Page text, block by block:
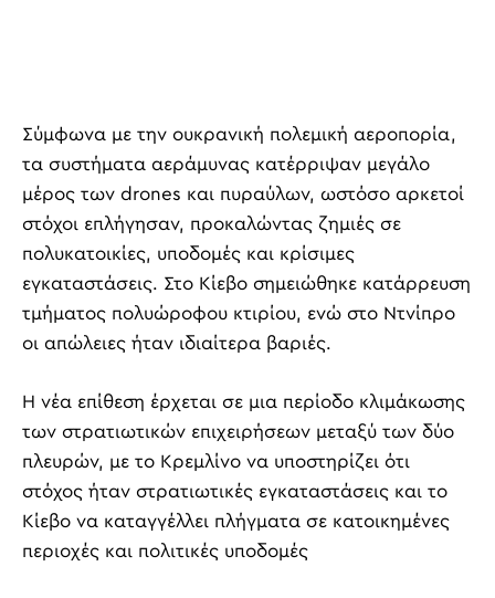
Σύμφωνα με την ουκρανική πολεμική αεροπορία,
τα συστήματα αεράμυνας κατέρριψαν μεγάλο
μέρος των drones και πυραύλων, ωστόσο αρκετοί
στόχοι επλήγησαν, προκαλώντας ζημιές σε
πολυκατοικίες, υποδομές και κρίσιμες
εγκαταστάσεις. Στο Κίεβο σημειώθηκε κατάρρευση
τμήματος πολυώροφου κτιρίου, ενώ στο Ντνίπρο
οι απώλειες ήταν ιδιαίτερα βαριές.
Η νέα επίθεση έρχεται σε μια περίοδο κλιμάκωσης
των στρατιωτικών επιχειρήσεων μεταξύ των δύο
πλευρών, με το Κρεμλίνο να υποστηρίζει ότι
στόχος ήταν στρατιωτικές εγκαταστάσεις και το
Κίεβο να καταγγέλλει πλήγματα σε κατοικημένες
περιοχές και πολιτικές υποδομές